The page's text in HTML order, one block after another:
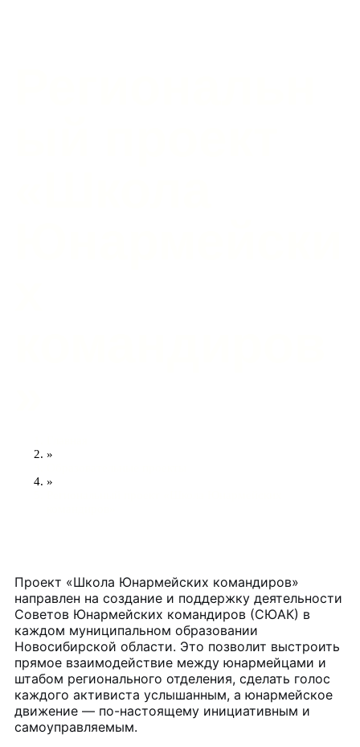
»
»
Проект «Школа Юнармейских командиров»
направлен на создание и поддержку деятельности
Советов Юнармейских командиров (СЮАК) в
каждом муниципальном образовании
Новосибирской области. Это позволит выстроить
прямое взаимодействие между юнармейцами и
штабом регионального отделения, сделать голос
каждого активиста услышанным, а юнармейское
движение — по-настоящему инициативным и
самоуправляемым.